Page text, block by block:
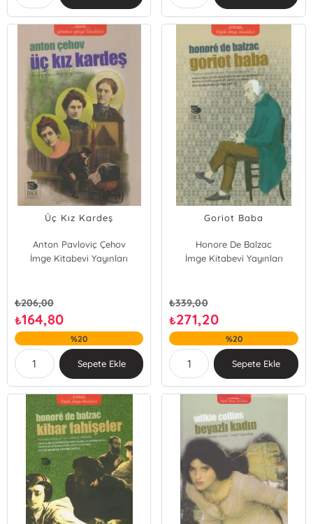
Üç Kız Kardeş
Anton Pavloviç Çehov
İmge Kitabevi Yayınları
₺206,00
₺164,80
%20
Sepete Ekle
Goriot Baba
Honore De Balzac
İmge Kitabevi Yayınları
₺339,00
₺271,20
%20
Sepete Ekle